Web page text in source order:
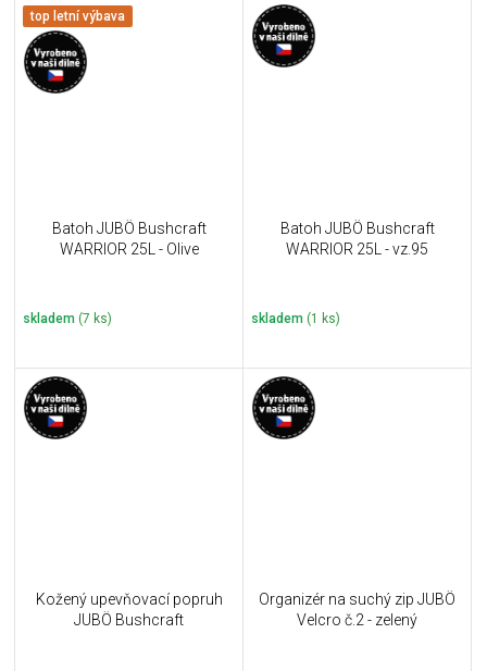
top letní výbava
Batoh JUBÖ Bushcraft
WARRIOR 25L - Olive
skladem (7 ks)
Batoh JUBÖ Bushcraft
WARRIOR 25L - vz.95
skladem (1 ks)
Kožený upevňovací popruh
JUBÖ Bushcraft
Organizér na suchý zip JUBÖ
Velcro č.2 - zelený